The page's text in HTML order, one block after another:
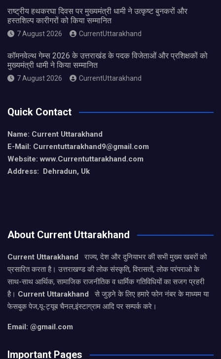
राष्ट्रीय हथकरघा दिवस पर मुख्यमंत्री धामी ने उत्कृष्ट बुनकरों और
हस्तशिल्प कारीगरों को किया सम्मानित
7 August 2026 CurrentUttarakhand
कॉमनवेल्थ गेम्स 2026 के उत्तराखंड के पदक विजेताओं और प्रशिक्षकों को
मुख्यमंत्री धामी ने किया सम्मानित
7 August 2026 CurrentUttarakhand
Quick Contact
Name: Current Uttarakhand
E-Mail: Currentuttarakhand9@gmail.com
Website: www.Currentuttarakhand.com
Address: Dehradun, Uk
About Current Uttarakhand
Current Uttarakhand
राज्य, देश और दुनियाभर की सभी मुख्य खबरों को
प्रसारित करता है। उत्तराखण्ड की लोक संस्कृति, विरासतों, लोक परंपराओ के
साथ-साथ आर्थिक, सामाजिक राजनीतिक व धार्मिक गतिविधियों का सजग प्रहरी
है। Current Uttarakhand
से जुड़ने के लिए हमारे फोन नंबर के माध्यम या
फेसबुक पेज,यू-ट्यूब चैनल,इंस्टाग्राम आदि पर सम्पर्क करे।
Email: @gmail.com
Important Pages